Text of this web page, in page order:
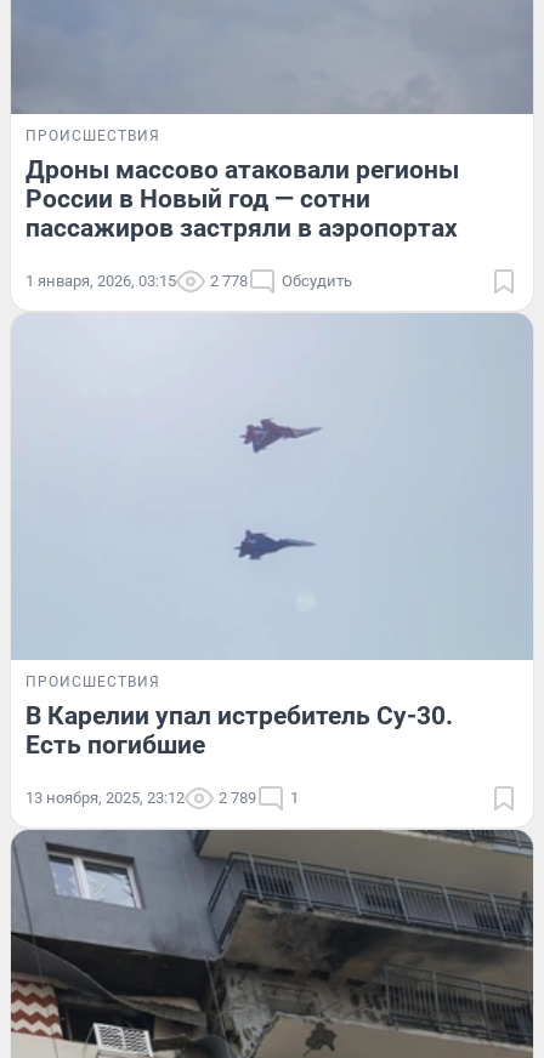
ПРОИСШЕСТВИЯ
Дроны массово атаковали регионы
России в Новый год — сотни
пассажиров застряли в аэропортах
1 января, 2026, 03:15 2 778 Обсудить
ПРОИСШЕСТВИЯ
В Карелии упал истребитель Су-30.
Есть погибшие
13 ноября, 2025, 23:12 2 789 1